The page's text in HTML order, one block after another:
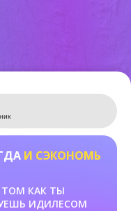
Leaflet
И СЭКОНОМЬ
КАК ТЫ
ИДИЛЕСОМ